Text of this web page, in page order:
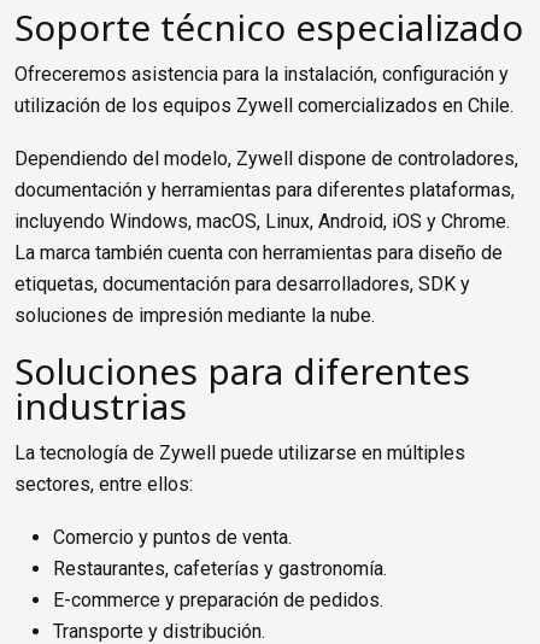
Soporte técnico especializado
Ofreceremos asistencia para la instalación, configuración y
utilización de los equipos Zywell comercializados en Chile.
Dependiendo del modelo, Zywell dispone de controladores,
documentación y herramientas para diferentes plataformas,
incluyendo Windows, macOS, Linux, Android, iOS y Chrome.
La marca también cuenta con herramientas para diseño de
etiquetas, documentación para desarrolladores, SDK y
soluciones de impresión mediante la nube.
Soluciones para diferentes
industrias
La tecnología de Zywell puede utilizarse en múltiples
sectores, entre ellos:
Comercio y puntos de venta.
Restaurantes, cafeterías y gastronomía.
E-commerce y preparación de pedidos.
Transporte y distribución.